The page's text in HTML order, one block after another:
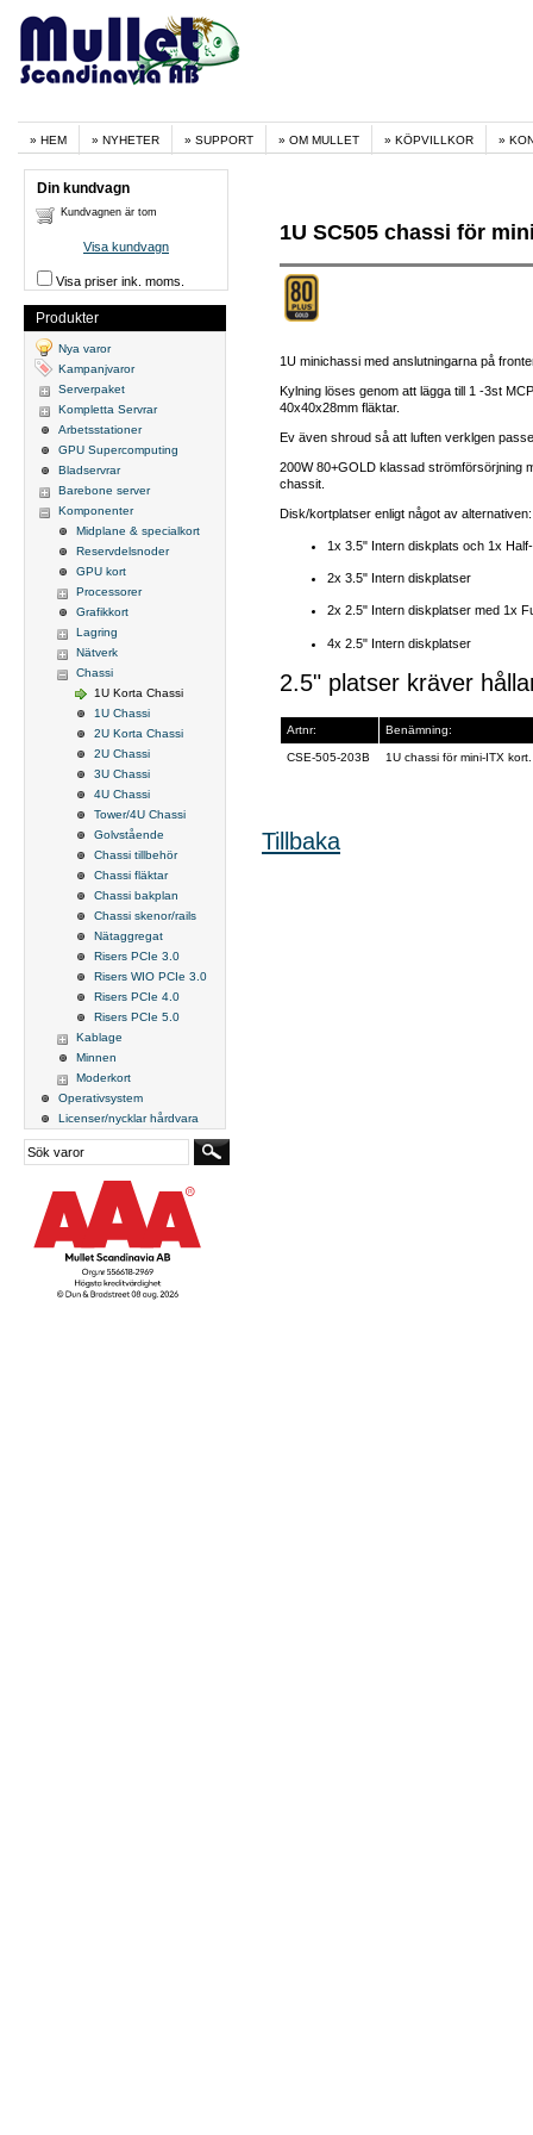
HEM NYHETER SUPPORT OM MULLET KÖPVILLKOR
1U SC505 chassi för
1U minichassi med anslutningarna på
Kylning löses genom att lägga till 1 -3st
40x40x28mm fläktar.
Ev även shroud så att luften verklgen
200W 80+GOLD klassad strömförsörjning
chassit.
Disk/kortplatser enligt något av alternativen:
1x 3.5" Intern diskplats och 1x
2x 3.5" Intern diskplatser
2x 2.5" Intern diskplatser med 1x
4x 2.5" Intern diskplatser
2.5" platser kräver
Artnr: Benämning:
CSE-505-203B 1U chassi för mini-ITX
Tillbaka
Din kundvagn
Kundvagnen är tom
Visa kundvagn
Visa priser ink. moms.
Produkter
Nya varor
Kampanjvaror
Serverpaket
Kompletta Servrar
Arbetsstationer
GPU Supercomputing
Bladservrar
Barebone server
Komponenter
Midplane & specialkort
Reservdelsnoder
GPU kort
Processorer
Grafikkort
Lagring
Nätverk
Chassi
1U Korta Chassi
1U Chassi
2U Korta Chassi
2U Chassi
3U Chassi
4U Chassi
Tower/4U Chassi
Golvstående
Chassi tillbehör
Chassi fläktar
Chassi bakplan
Chassi skenor/rails
Nätaggregat
Risers PCIe 3.0
Risers WIO PCIe 3.0
Risers PCIe 4.0
Risers PCIe 5.0
Kablage
Minnen
Moderkort
Operativsystem
Licenser/nycklar hårdvara